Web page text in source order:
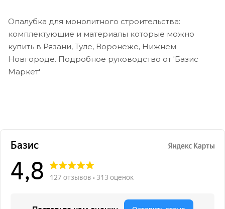
Опалубка для монолитного строительства:
комплектующие и материалы которые можно
купить в Рязани, Туле, Воронеже, Нижнем
Новгороде. Подробное руководство от 'Базис
Маркет'